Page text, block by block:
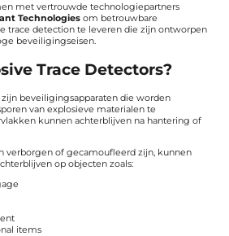
met vertrouwde technologiepartners
Technologiesom betrouwbare
trace detection te leveren die zijn ontworpen
beveiligingseisen.
Trace Detectors?
zijn beveiligingsapparaten die worden
van explosieve materialen te
kunnen achterblijven na hantering of
verborgen of gecamoufleerd zijn, kunnen
op objecten zoals:
items